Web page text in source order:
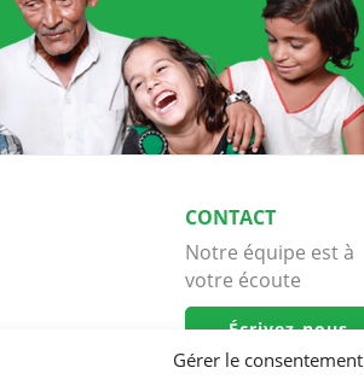
Gérer le consentement
CONTACT
Notre équipe est à
votre écoute
Écrivez-nous